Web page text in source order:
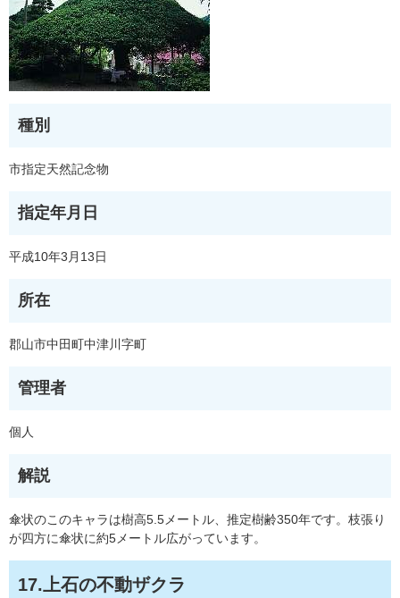
種別
市指定天然記念物
指定年月日
平成10年3月13日
所在
郡山市中田町中津川字町
管理者
個人
解説
傘状のこのキャラは樹高5.5メートル、推定樹齢350年です。枝張り
が四方に傘状に約5メートル広がっています。
17.上石の不動ザクラ